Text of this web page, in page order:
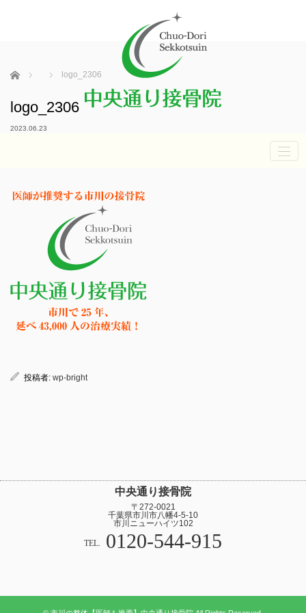
ホーム logo_2306
logo_2306
2023.06.23
投稿者: wp-bright
中央通り接骨院
〒272-0021
千葉県市川市八幡4-5-10
市川ニューハイツ102
TEL. 0120-544-915